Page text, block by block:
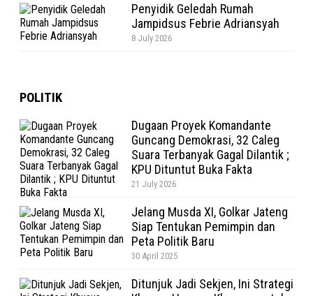
Penyidik Geledah Rumah
Jampidsus Febrie Adriansyah
8 July 2026
POLITIK
Dugaan Proyek Komandante
Guncang Demokrasi, 32 Caleg
Suara Terbanyak Gagal Dilantik ;
KPU Dituntut Buka Fakta
21 July 2026
Jelang Musda XI, Golkar Jateng
Siap Tentukan Pemimpin dan
Peta Politik Baru
30 April 2025
Ditunjuk Jadi Sekjen, Ini Strategi